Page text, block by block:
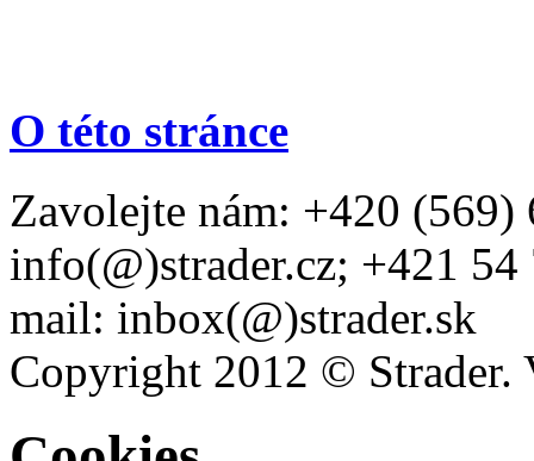
O této stránce
Zavolejte nám: +420
info(@)strader.cz; +421
mail: inbox(@)strader.sk
Copyright 2012 © Strader.